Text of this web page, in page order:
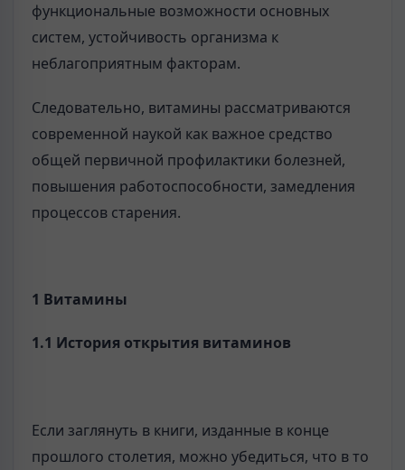
функциональные возможности основных
систем, устойчивость организма к
неблагоприятным факторам.
Следовательно, витамины рассматриваются
современной наукой как важное средство
общей первичной профилактики болезней,
повышения работоспособности, замедления
процессов старения.
1 Витамины
1.1 История открытия витаминов
Если заглянуть в книги, изданные в конце
прошлого столетия, можно убедиться, что в то